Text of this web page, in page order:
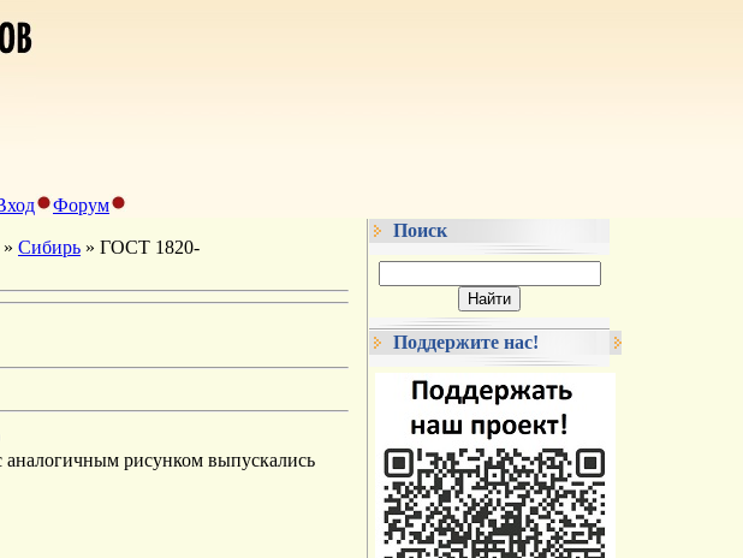
Форум
» Сибирь » ГОСТ 1820-
аналогичным рисунком выпускались
Поиск
Поддержите нас!